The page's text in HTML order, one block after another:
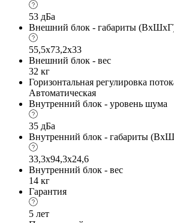
53 дБа
Внешний блок - габариты
55,5x73,2x33
Внешний блок - вес
32 кг
Горизонтальная регулировка
Автоматическая
Внутренний блок - уровень шума
35 дБа
Внутренний блок - габариты
33,3x94,3x24,6
Внутренний блок - вес
14 кг
Гарантия
5 лет